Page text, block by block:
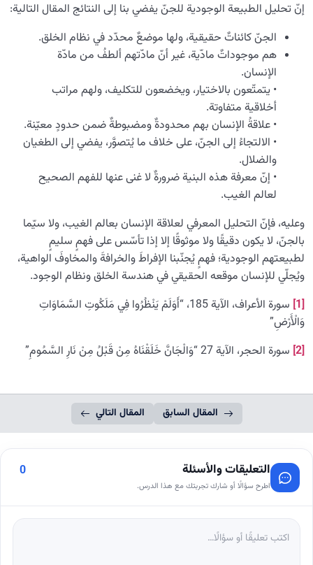
إنّ تحليل الطبيعة الوجودية للجنّ يفضي بنا إلى النتائج المقال التالية:
الجنّ كائناتٌ حقيقية، ولها موضعٌ محدّد في نظام الخلق.
هم موجوداتٌ مادّية، غير أنّ مادّتهم ألطفُ من مادّة
الإنسان.
• يتمتّعون بالاختيار، ويخضعون للتكليف، ولهم مراتب
أخلاقية متفاوتة.
• علاقةُ الإنسان بهم محدودةٌ ومضبوطةٌ ضمن حدودٍ معيّنة.
• الالتجاءُ إلى الجنّ، على خلاف ما يُتصوَّر، يفضي إلى الطغيان
والضلال.
• إنّ معرفة هذه البنية ضرورةٌ لا غنى عنها للفهم الصحيح
لعالم الغيب.
وعليه، فإنّ التحليل المعرفي لعلاقة الإنسان بعالم الغيب، ولا سيّما
بالجنّ، لا يكون دقيقًا ولا موثوقًا إلا إذا تأسّس على فهمٍ سليمٍ
لطبيعتهم الوجودية؛ فهمٍ يُجنّبنا الإفراطَ والخرافةَ والمخاوفَ الواهية،
ويُجلّي للإنسان موقعه الحقيقي في هندسة الخلق ونظام الوجود.
[1]
سورة الأعراف، الآية 185، “أَوَلَمْ يَنْظُرُوا فِي مَلَكُوتِ السَّمَاوَاتِ
وَالْأَرْضِ”
[2]
سورة الحجر، الآية 27 “وَالْجَانَّ خَلَقْنَاهُ مِنْ قَبْلُ مِنْ نَارِ السَّمُومِ”
المقال السابق المقال التالي
التعليقات والأسئلة
اطرح سؤالًا أو شارك تجربتك مع هذا الدرس.
0